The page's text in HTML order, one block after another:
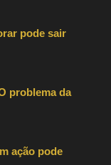
pode sair
problema da
ação pode